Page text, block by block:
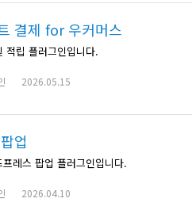
결제 for 우커머스
적립 플러그인입니다.
2026.05.15
업
레스 팝업 플러그인입니다.
2026.04.10